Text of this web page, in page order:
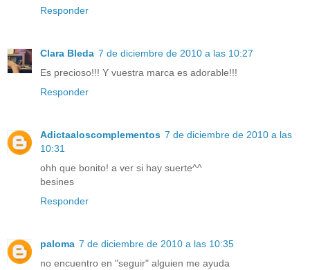
Responder
Clara Bleda 7 de diciembre de 2010 a las 10:27
Es precioso!!! Y vuestra marca es adorable!!!
Responder
Adictaaloscomplementos 7 de diciembre de 2010 a las
10:31
ohh que bonito! a ver si hay suerte^^
besines
Responder
paloma 7 de diciembre de 2010 a las 10:35
no encuentro en "seguir" alguien me ayuda